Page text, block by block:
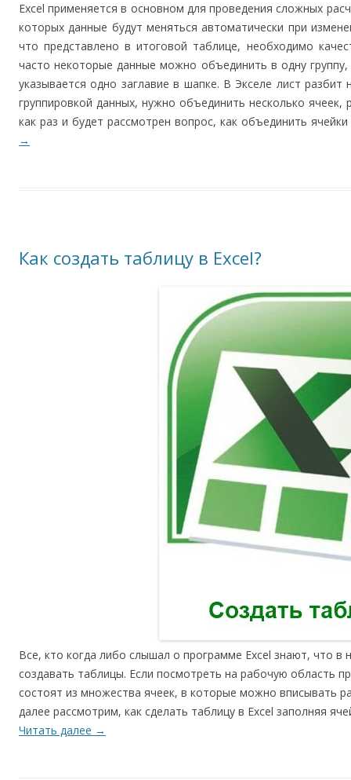
Excel применяется в основном для проведения сложных
которых данные будут меняться автоматически при
что представлено в итоговой таблице, необходимо
часто некоторые данные можно объединить в одну
указывается одно заглавие в шапке. В Экселе лист
группировкой данных, нужно объединить несколько
как раз и будет рассмотрен вопрос, как объединить
→
Как создать таблицу в Excel?
Все, кто когда либо слышал о программе Excel знают, что в
создавать таблицы. Если посмотреть на рабочую область
состоят из множества ячеек, в которые можно вписывать
далее рассмотрим, как сделать таблицу в Excel заполняя
Читать далее →